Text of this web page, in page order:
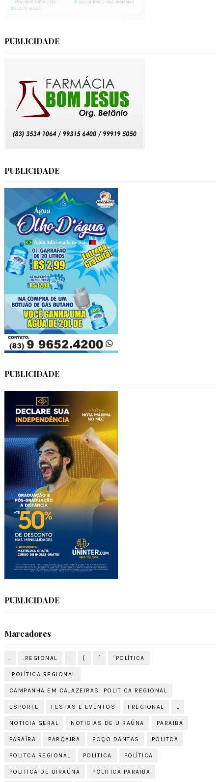
PUBLICIDADE
PUBLICIDADE
PUBLICIDADE
PUBLICIDADE
Marcadores
. .REGIONAL ' [ ´ ´POLÍTICA
´POLÍTICA REGIONAL
CAMPANHA EM CAJAZEIRAS: POLITICA REGIONAL
ESPORTE FESTAS E EVENTOS FREGIONAL L
NOTICIA GERAL NOTICIAS DE UIRAÚNA PARAIBA
PARAÍBA PARQAIBA POÇO DANTAS POLITCA
POLITCA REGIONAL POLITICA POLÍTICA
POLITICA DE UIRAÚNA POLITICA PARAIBA